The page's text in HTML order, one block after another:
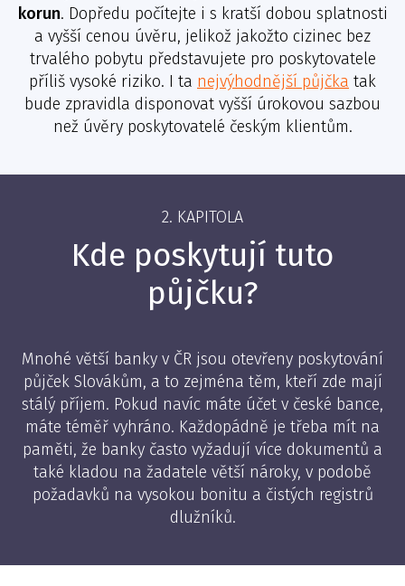
korun. Dopředu počítejte i s kratší dobou splatnosti
a vyšší cenou úvěru, jelikož jakožto cizinec bez
trvalého pobytu představujete pro poskytovatele
příliš vysoké riziko. I ta nejvýhodnější půjčka tak
bude zpravidla disponovat vyšší úrokovou sazbou
než úvěry poskytovatelé českým klientům.
2. KAPITOLA
Kde poskytují tuto
půjčku?
Mnohé větší banky v ČR jsou otevřeny poskytování
půjček Slovákům, a to zejména těm, kteří zde mají
stálý příjem. Pokud navíc máte účet v české bance,
máte téměř vyhráno. Každopádně je třeba mít na
paměti, že banky často vyžadují více dokumentů a
také kladou na žadatele větší nároky, v podobě
požadavků na vysokou bonitu a čistých registrů
dlužníků.